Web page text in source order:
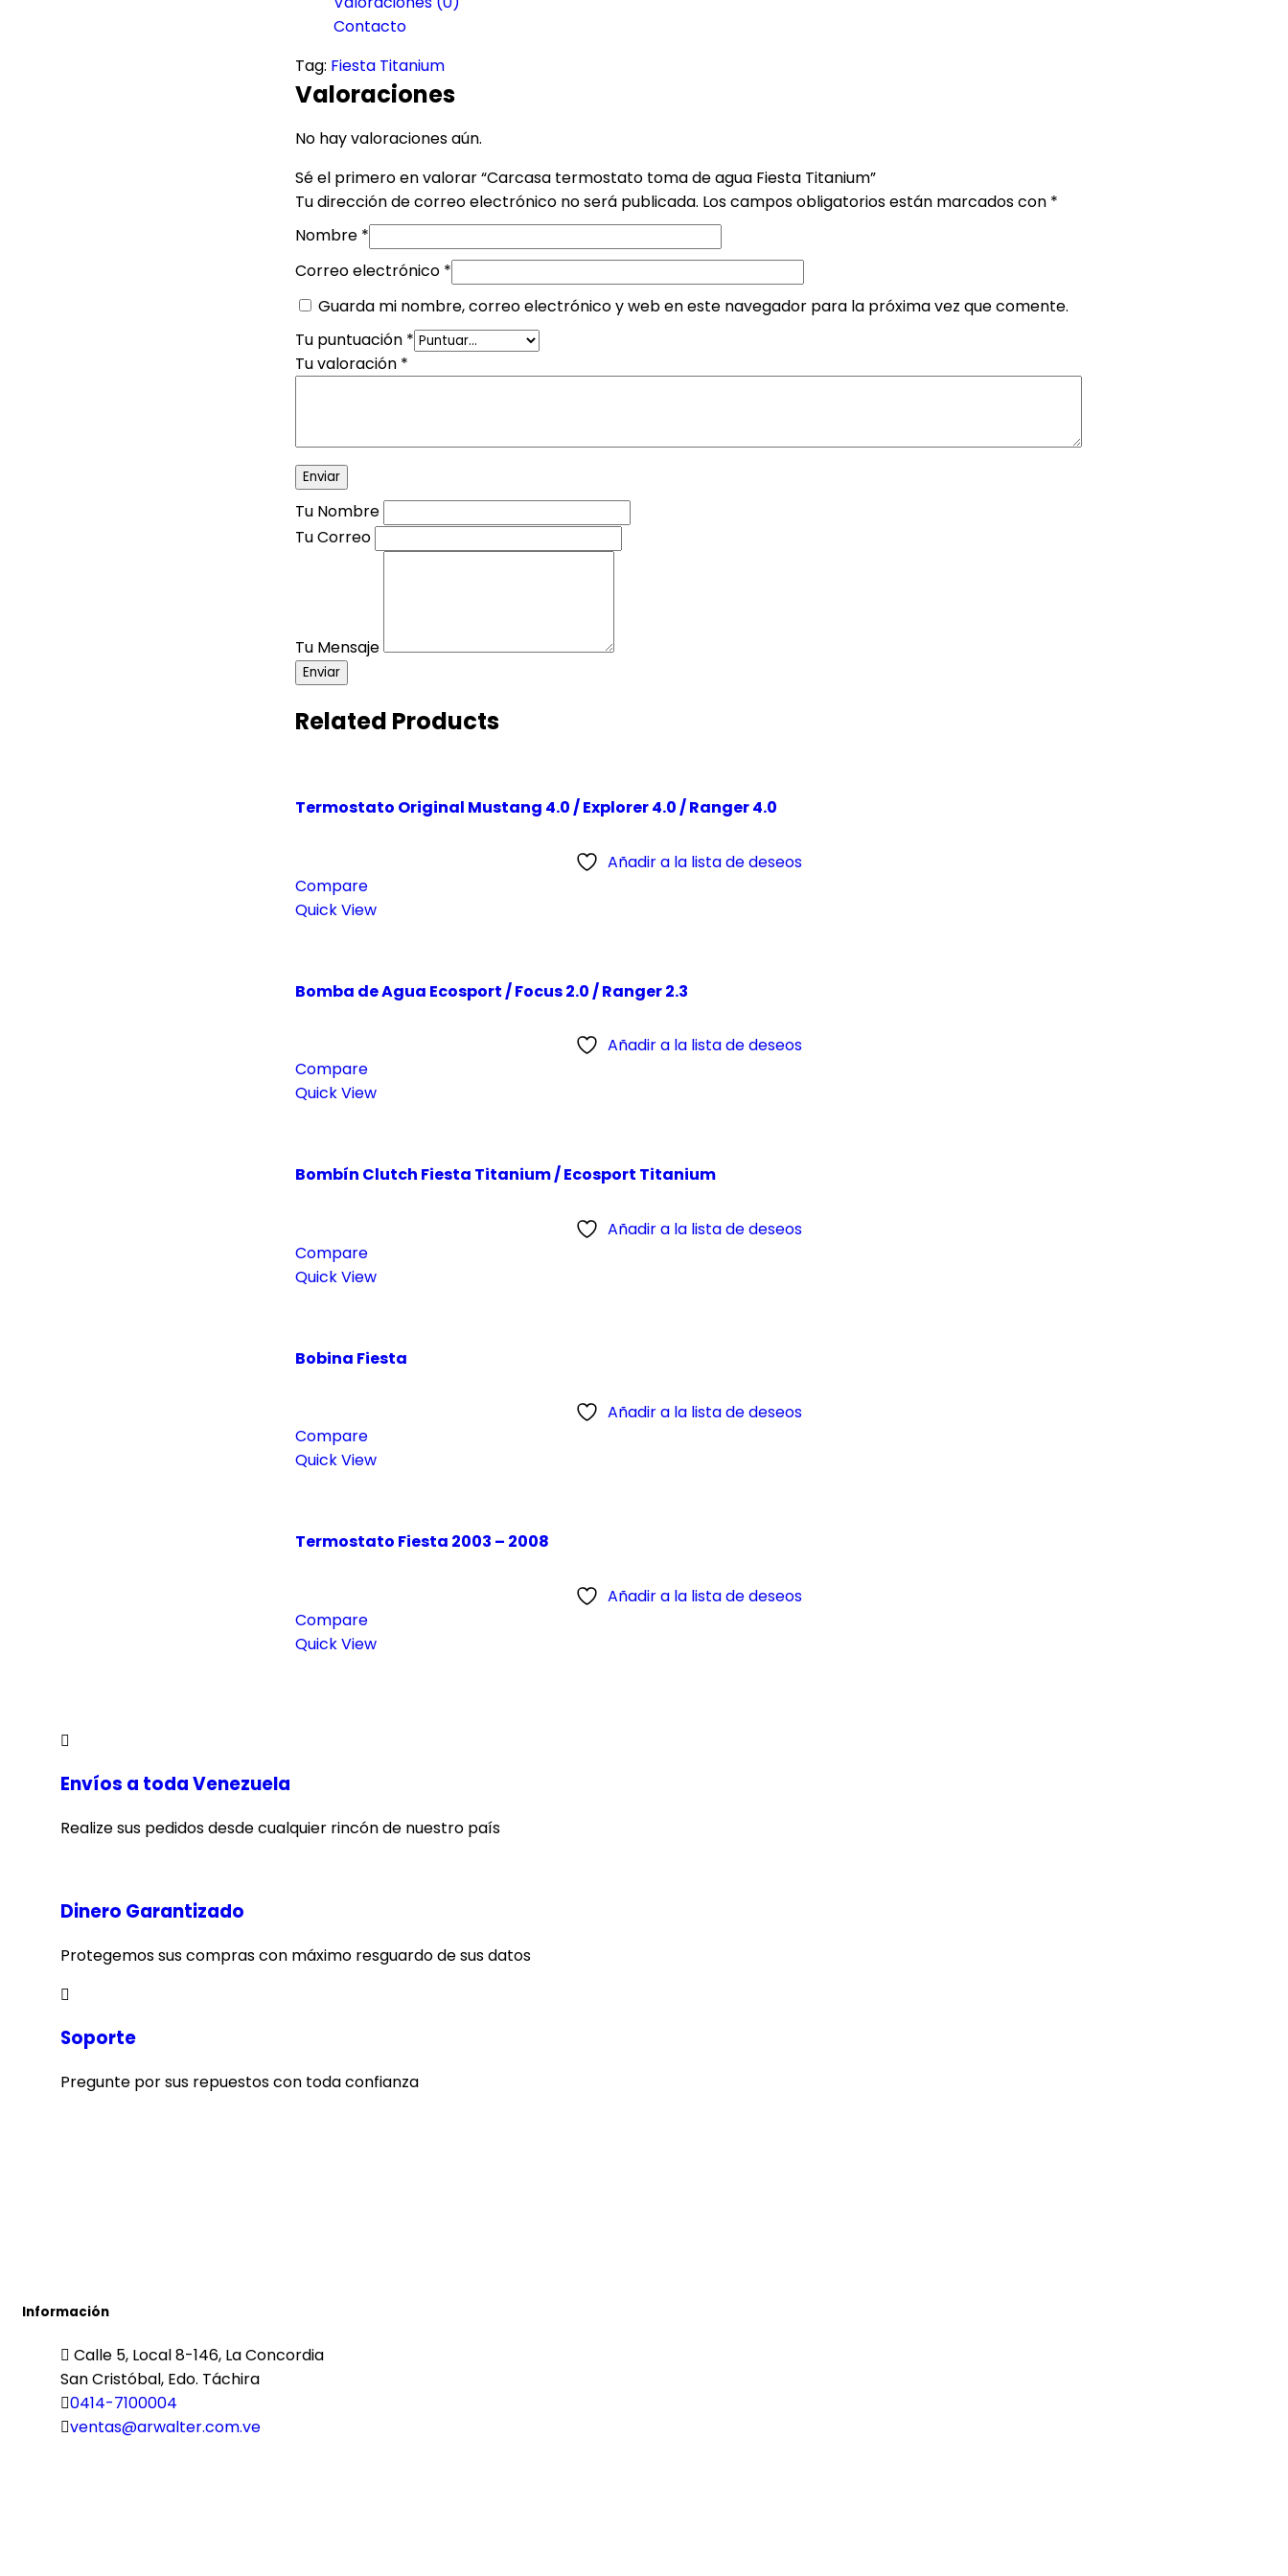
Contacto
Tag: Fiesta Titanium
Valoraciones
No hay valoraciones aún.
Sé el primero en valorar “Carcasa termostato toma de agua Fiesta Titanium”
Tu dirección de correo electrónico no será publicada. Los campos obligatorios están marcados con *
Nombre *
Correo electrónico *
Guarda mi nombre, correo electrónico y web en este navegador para la próxima vez que comente.
Tu puntuación *
Tu valoración *
Tu Nombre
Tu Correo
Tu Mensaje
Enviar
Related Products
Termostato Original Mustang 4.0 / Explorer 4.0 / Ranger 4.0
Añadir a la lista de deseos
Compare
Quick View
Bomba de Agua Ecosport / Focus 2.0 / Ranger 2.3
Añadir a la lista de deseos
Compare
Quick View
Bombín Clutch Fiesta Titanium / Ecosport Titanium
Añadir a la lista de deseos
Compare
Quick View
Bobina Fiesta
Añadir a la lista de deseos
Compare
Quick View
Termostato Fiesta 2003 – 2008
Añadir a la lista de deseos
Compare
Quick View
Envíos a toda Venezuela
Realize sus pedidos desde cualquier rincón de nuestro país
Dinero Garantizado
Protegemos sus compras con máximo resguardo de sus datos
Soporte
Pregunte por sus repuestos con toda confianza
Información
Calle 5, Local 8-146, La Concordia
San Cristóbal, Edo. Táchira
0414-7100004
ventas@arwalter.com.ve